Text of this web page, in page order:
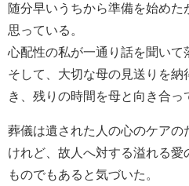
随分早いうちから準備を始めた
思っている。
心配性の私が一通り話を聞いて
そして、大切な母の見送りを
き、残りの時間を母と向き合っ
葬儀は遺された人の心のケア
けれど、故人へ対する溢れる
ものでもあると気づいた。